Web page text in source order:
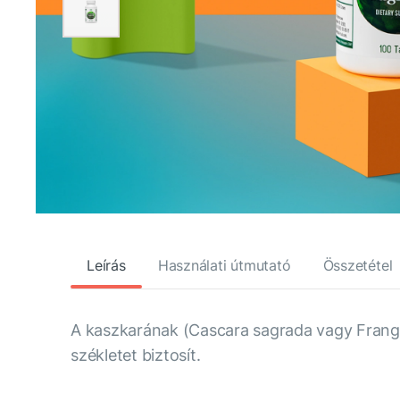
Leírás Használati útmutató Összetétel
A kaszkarának (Cascara sagrada vagy
székletet biztosít.